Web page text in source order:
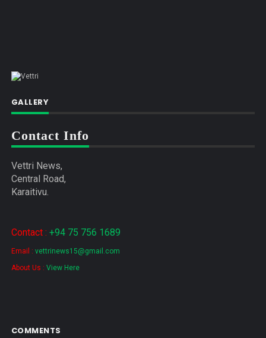
GALLERY
Contact Info
Vettri News,
Central Road,
Karaitivu.
Contact : +94 75 756 1689
Email : vettrinews15@gmail.com
About Us : View Here
COMMENTS